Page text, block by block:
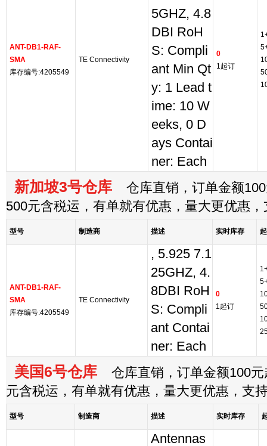
ANT-DB1-RAF-
SMA
库存编号:4205549
TE Connectivity
5GHZ, 4.8
DBI RoH
S: Compli
ant Min Qt
y: 1 Lead t
ime: 10 W
eeks, 0 D
ays Contai
ner: Each
0
1起订
新加坡3号仓库 仓库直销，订单金额
500元含税运，有单就有优惠，量大更优惠
型号 制造商 描述 实时库存
ANT-DB1-RAF-
SMA
库存编号:4205549
TE Connectivity
, 5.925 7.1
25GHZ, 4.
8DBI RoH
S: Compli
ant Contai
ner: Each
0
1起订
美国6号仓库 仓库直销，订单金额100元
元含税运，有单就有优惠，量大更优惠，支
型号 制造商 描述 实时库存
Antennas